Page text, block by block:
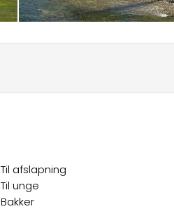
Til afslapning
Til unge
Bakker